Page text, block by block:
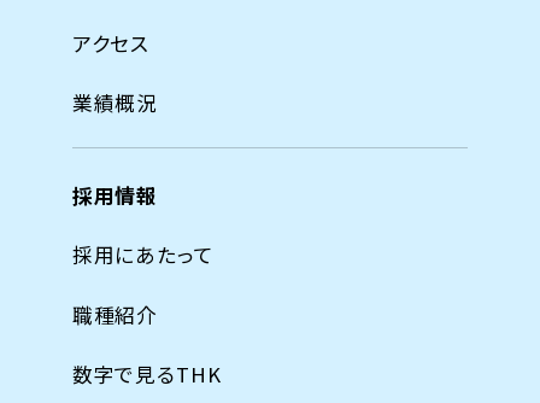
アクセス
業績概況
採用情報
採用にあたって
職種紹介
数字で見るTHK